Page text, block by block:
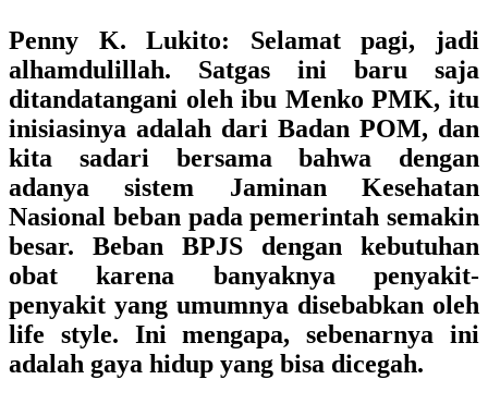
Penny K. Lukito: Selamat pagi, jadi
alhamdulillah. Satgas ini baru saja
ditandatangani oleh ibu Menko PMK, itu
inisiasinya adalah dari Badan POM, dan
kita sadari bersama bahwa dengan
adanya sistem Jaminan Kesehatan
Nasional beban pada pemerintah semakin
besar. Beban BPJS dengan kebutuhan
obat karena banyaknya penyakit-
penyakit yang umumnya disebabkan oleh
life style. Ini mengapa, sebenarnya ini
adalah gaya hidup yang bisa dicegah.